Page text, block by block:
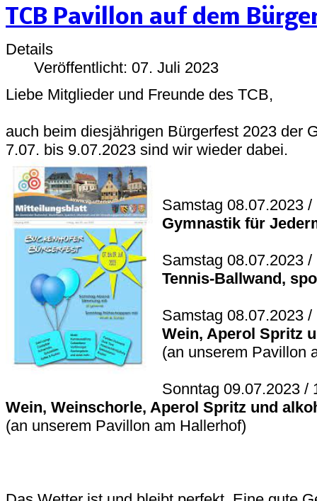
TCB Pavillon auf dem
Details
Veröffentlicht: 07. Juli 2023
Liebe Mitglieder und Freunde des TCB,
auch beim diesjährigen Bürgerfest 2023 der
7.07. bis 9.07.2023 sind wir wieder dabei.
Samstag 08.07.2023
Gymnastik für
Samstag 08.07.2023
Tennis-Ballwand,
Samstag 08.07.2023
Wein, Aperol Spritz
(an unserem Pavillon
Sonntag 09.07.2023 /
Wein, Weinschorle, Aperol Spritz und
(an unserem Pavillon am Hallerhof)